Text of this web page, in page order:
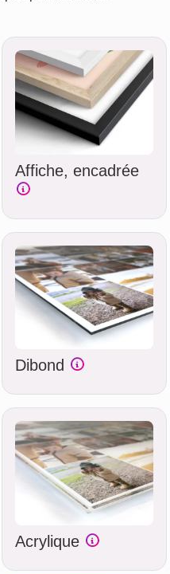
Affiche, encadrée
Dibond
Acrylique